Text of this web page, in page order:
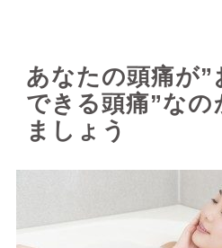
あなたの頭痛が”
できる頭痛”なの
ましょう